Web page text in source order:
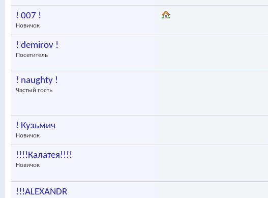
! 007 !
Новичок
! demirov !
Посетитель
! naughty !
Частый гость
! Кузьмич
Новичок
!!!!Калатея!!!!
Новичок
!!!ALEXANDR